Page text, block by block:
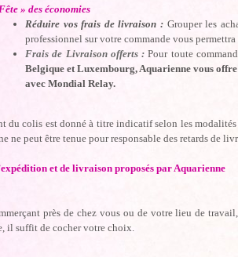
» des économies
Réduire vos frais de livraison :Grouper les
professionnel sur votre commande vous
Frais de Livraison offerts : Pour toute
Belgique et Luxembourg, Aquarienne vous
avec Mondial Relay.
du colis est donné à titre indicatif selon les
ne peut être tenue pour responsable des retards de
et de livraison proposés par Aquarienne
près de chez vous ou de votre lieu de
il suffit de cocher votre choix.